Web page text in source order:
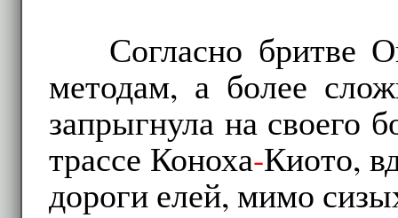
Согласно бритве
методам, а более
запрыгнула на своего
трассе Коноха-Киото,
дороги елей, мимо